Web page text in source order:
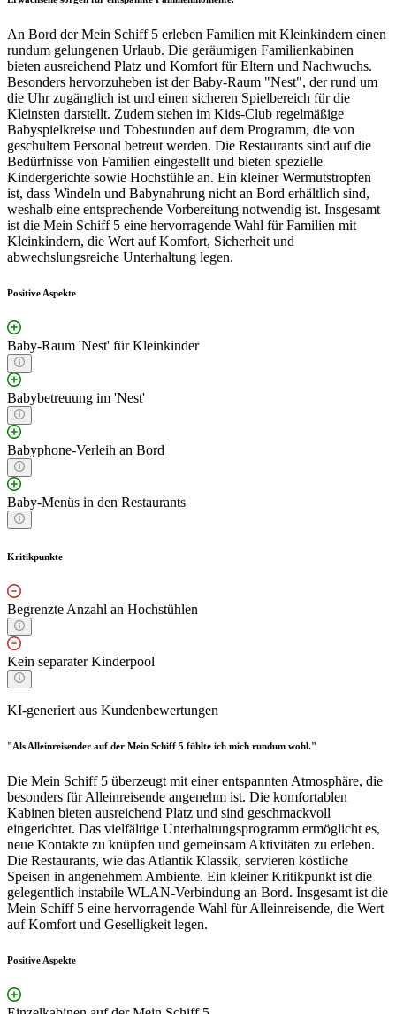
An Bord der Mein Schiff 5 erleben Familien mit Kleinkindern einen
rundum gelungenen Urlaub. Die geräumigen Familienkabinen
bieten ausreichend Platz und Komfort für Eltern und Nachwuchs.
Besonders hervorzuheben ist der Baby-Raum "Nest", der rund um
die Uhr zugänglich ist und einen sicheren Spielbereich für die
Kleinsten darstellt. Zudem stehen im Kids-Club regelmäßige
Babyspielkreise und Tobestunden auf dem Programm, die von
geschultem Personal betreut werden. Die Restaurants sind auf die
Bedürfnisse von Familien eingestellt und bieten spezielle
Kindergerichte sowie Hochstühle an. Ein kleiner Wermutstropfen
ist, dass Windeln und Babynahrung nicht an Bord erhältlich sind,
weshalb eine entsprechende Vorbereitung notwendig ist. Insgesamt
ist die Mein Schiff 5 eine hervorragende Wahl für Familien mit
Kleinkindern, die Wert auf Komfort, Sicherheit und
abwechslungsreiche Unterhaltung legen.
Positive Aspekte
Baby-Raum 'Nest' für Kleinkinder
Babybetreuung im 'Nest'
Babyphone-Verleih an Bord
Baby-Menüs in den Restaurants
Kritikpunkte
Begrenzte Anzahl an Hochstühlen
Kein separater Kinderpool
KI-generiert aus Kundenbewertungen
"Als Alleinreisender auf der Mein Schiff 5 fühlte ich mich rundum wohl."
Die Mein Schiff 5 überzeugt mit einer entspannten Atmosphäre, die
besonders für Alleinreisende angenehm ist. Die komfortablen
Kabinen bieten ausreichend Platz und sind geschmackvoll
eingerichtet. Das vielfältige Unterhaltungsprogramm ermöglicht es,
neue Kontakte zu knüpfen und gemeinsam Aktivitäten zu erleben.
Die Restaurants, wie das Atlantik Klassik, servieren köstliche
Speisen in angenehmem Ambiente. Ein kleiner Kritikpunkt ist die
gelegentlich instabile WLAN-Verbindung an Bord. Insgesamt ist die
Mein Schiff 5 eine hervorragende Wahl für Alleinreisende, die Wert
auf Komfort und Geselligkeit legen.
Positive Aspekte